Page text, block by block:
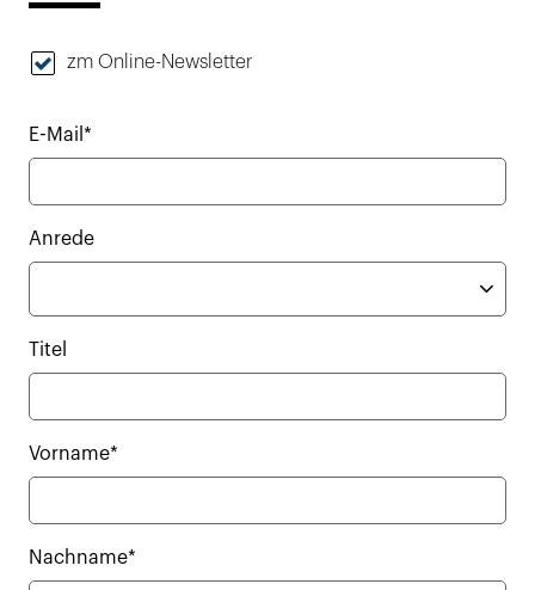
zm Online-Newsletter
E-Mail*
Anrede
Titel
Vorname*
Nachname*